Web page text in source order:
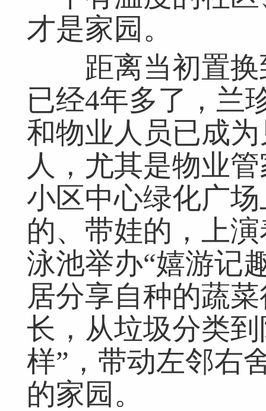
才是家园。
距离当初置换
已经4年多了，兰
和物业人员已成
人，尤其是物业
小区中心绿化广
的、带娃的，上
泳池举办“嬉游记
居分享自种的蔬
长，从垃圾分类
样”，带动左邻右
的家园。